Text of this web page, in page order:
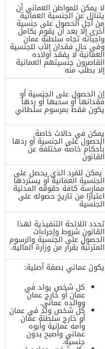
لا يمكن للمواطن العماني أن
يتنازل عن الجنسية العمانية
من أجل الحصول على جنسية
أخرى إلا بعد أن يقوم بكامل
واجباته تجاه سلطنة عمان
وفي حال فقدان الأب للجنسية
العمانية لا يفقد أولاده
القاصرون جنسيتهم العمانية
إلا بطلب منه
إن الحصول على الجنسية أو
فقدانها أو سحبها أو ردها
يكون فقط بمرسوم سلطاني
يمكن في حالات خاصة
الحصول على الجنسية أو ردها
بأحكام خاصة مختلفة عن
القانون
يمكن للفرد الذي يحصل على
الجنسية العمانية أو يستردها
ممارسة كافة حقوقه المدنية
اعتبارًا من تاريخ حصوله على
الجنسية
تحدد اللائحة التنفيذية لهذا
القانون شروط وإجراءات
الحصول على الجنسية والرسوم
المترتبة بقرار من وزارة المالية.
يكون عماني بصفة أصلية:
كل شخص يولد في
عمان أو خارج عمان
ووالده عماني.
كل شخص ولد في عمان
أو خارج سلطنة عمان
وأمه عمانية وأبوه
عماني وأصبح بدون
جنسية.